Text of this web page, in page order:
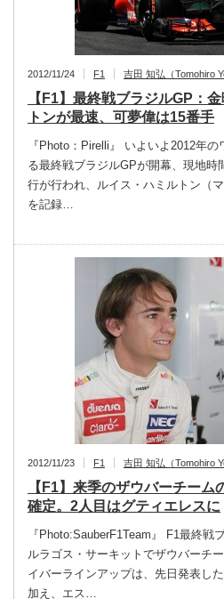
2012/11/24 F1 吉田 知弘（Tomohiro
【F1】最終戦ブラジルGP：
トンが最速、可夢偉は15番手
『Photo：Pirelli』 いよいよ2012年
る最終戦ブラジルGPが開幕、現地時
行が行われ、ルイス・ハミルトン（
を記録…
2012/11/23 F1 吉田 知弘（Tomohiro
【F1】来季のザウバーチーム
確定。2人目はグティエレスに
『Photo:SauberF1Team』 F1最終戦
ルラゴス・サーキットでザウバーチ
イバーラインアップは、先日発表し
加え、エス…